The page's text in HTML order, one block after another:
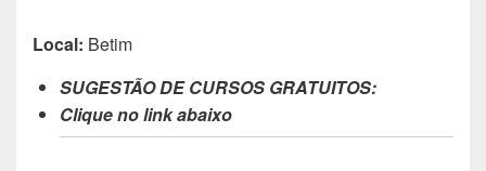
Local: Betim
SUGESTÃO DE CURSOS GRATUITOS:
Clique no link abaixo